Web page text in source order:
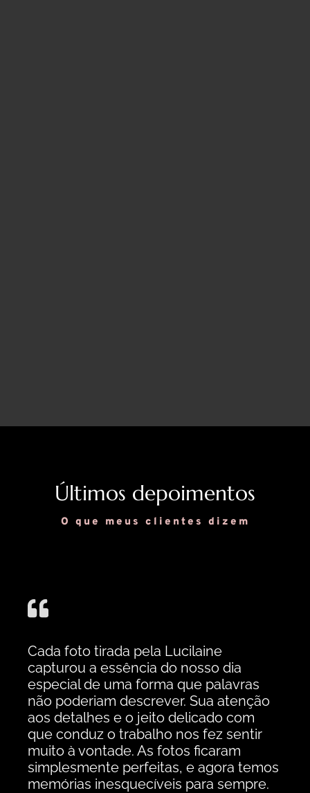
Últimos depoimentos
O que meus clientes dizem
Cada foto tirada pela Lucilaine
capturou a essência do nosso dia
especial de uma forma que palavras
não poderiam descrever. Sua atenção
aos detalhes e o jeito delicado com
que conduz o trabalho nos fez sentir
muito à vontade. As fotos ficaram
simplesmente perfeitas, e agora temos
memórias inesquecíveis para sempre.